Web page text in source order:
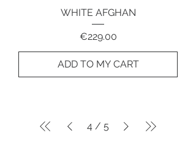
WHITE AFGHAN
Price
€229.00
ADD TO MY CART
4 / 5